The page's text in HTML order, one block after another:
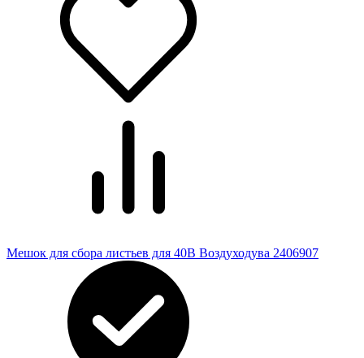
Мешок для сбора листьев для 40В Воздуходува 2406907